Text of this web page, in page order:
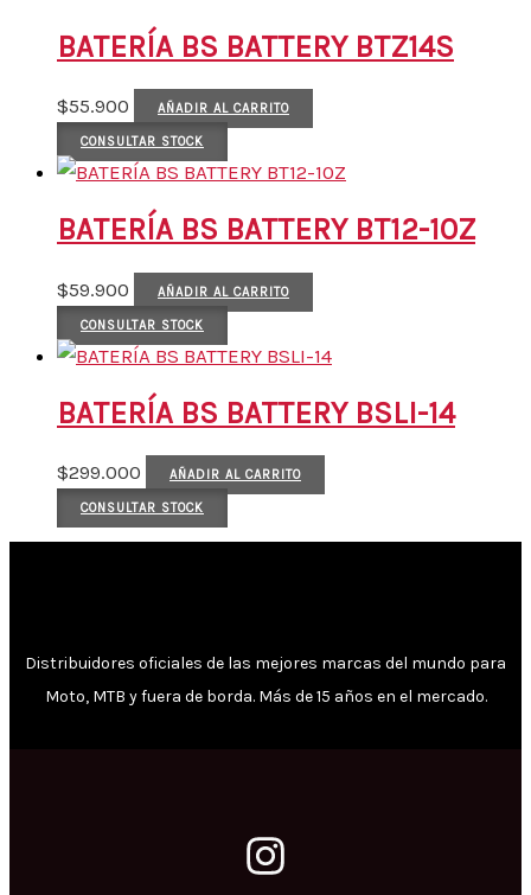
BATERÍA BS BATTERY BTZ14S
$55.900 AÑADIR AL CARRITO
CONSULTAR STOCK
BATERÍA BS BATTERY BT12-10Z
$59.900 AÑADIR AL CARRITO
CONSULTAR STOCK
BATERÍA BS BATTERY BSLI-14
$299.000 AÑADIR AL CARRITO
CONSULTAR STOCK
Distribuidores oficiales de las mejores marcas del mundo para
Moto, MTB y fuera de borda. Más de 15 años en el mercado.